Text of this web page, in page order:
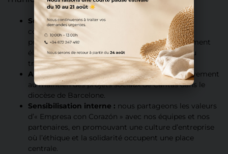
Soutien à l’insertion professionnelle :
nous
contribuons à la diffusion et au soutien de
programmes qui aident les personnes durablement
éloignées de l’emploi à réintégrer le marché du
travail.
Apport de ressources :nous contribuons activement
au maintien des projets sociaux de Càritas dans le
diocèse de Barcelone.
Sensibilisation interne : nous partageons les valeurs
d’« Empresa con Corazón » avec nos équipes et nos
partenaires, en promouvant une culture d’entreprise
où l’éthique et la solidarité occupent une place
centrale.